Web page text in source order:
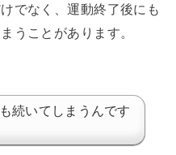
でなく、運動終了後にも
うことがあります。
続いてしまうんです